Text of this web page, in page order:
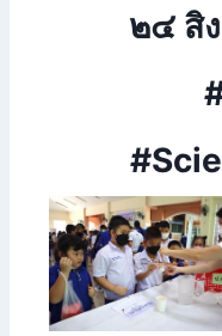
๒๔ สิ